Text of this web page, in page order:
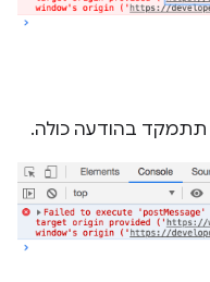
תתמקד בהודעה כולה.